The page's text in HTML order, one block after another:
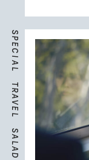
S
P
E
C
I
A
L
T
R
A
V
E
L
S
A
L
A
D